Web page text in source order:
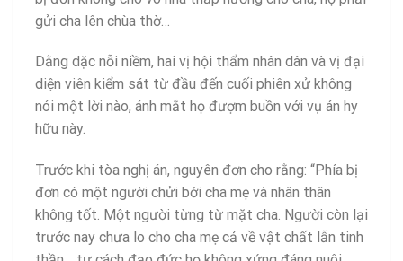
gửi cha lên chùa thờ…
Dằng dặc nỗi niềm, hai vị hội thẩm nhân dân và vị đại
diện viên kiểm sát từ đầu đến cuối phiên xử không
nói một lời nào, ánh mắt họ đượm buồn với vụ án hy
hữu này.
Trước khi tòa nghị án, nguyên đơn cho rằng: “Phía bị
đơn có một người chửi bới cha mẹ và nhân thân
không tốt. Một người từng từ mặt cha. Người còn lại
trước nay chưa lo cho cha mẹ cả về vật chất lẫn tinh